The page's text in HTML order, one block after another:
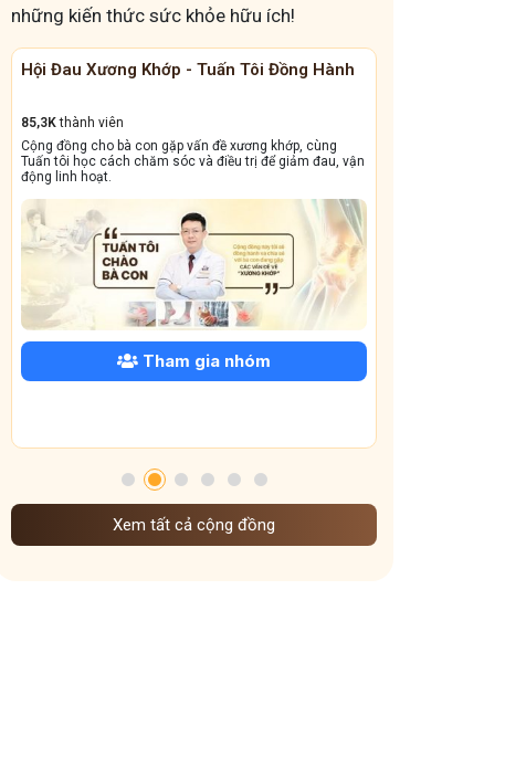
những kiến thức sức khỏe hữu ích!
Hành
cùng
đau, vận
Cộng Đồng Chữa Bệnh Tai Mũi Họng
13,1k
Cộng đồng này sẽ giúp bà con đẩy lùi tình trạng ho dai
dẳng, viêm xoang tái phát triền miền, amidan sưng đỏ,...
Xem tất cả cộng đồng